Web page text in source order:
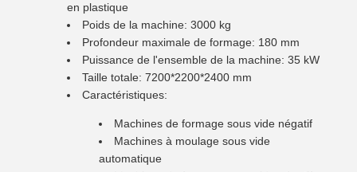
en plastique
Poids de la machine: 3000 kg
Profondeur maximale de formage: 180 mm
Puissance de l'ensemble de la machine: 35 kW
Taille totale: 7200*2200*2400 mm
Caractéristiques:
Machines de formage sous vide négatif
Machines à moulage sous vide
automatique